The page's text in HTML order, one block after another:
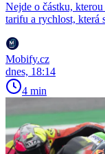
Nejde o částku,
tarifu a rychlost, která
Mobify.cz
dnes, 18:14
4 min